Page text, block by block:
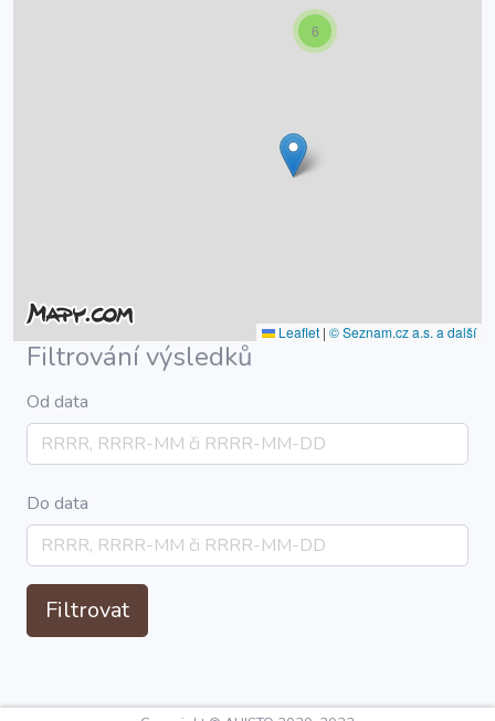
6
Leaflet | © Seznam.cz a.s. a další
Filtrování výsledků
Od data
Do data
Filtrovat